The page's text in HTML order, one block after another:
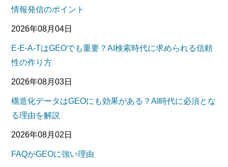
情報発信のポイント
2026年08月04日
E-E-A-TはGEOでも重要？AI検索時代に求められる信頼
性の作り方
2026年08月03日
構造化データはGEOにも効果がある？AI時代に必須とな
る理由を解説
2026年08月02日
FAQがGEOに強い理由